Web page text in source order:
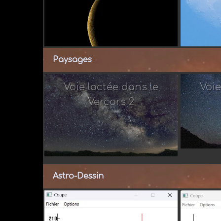
Paysages
Voie lactée dans le
Vercors 2
Par
Astro-Dessin